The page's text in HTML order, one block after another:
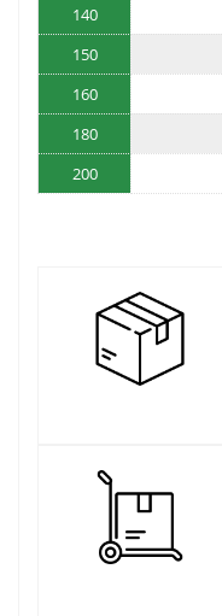
140
150
160
180
200